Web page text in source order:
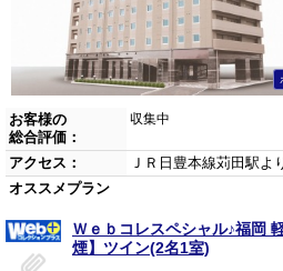
お客様の
総合評価：
収集中
アクセス：
ＪＲ日豊本線苅田駅よ
オススメプラン
Ｗｅｂコレスペシャル♪福岡
煙】ツイン(2名1室)